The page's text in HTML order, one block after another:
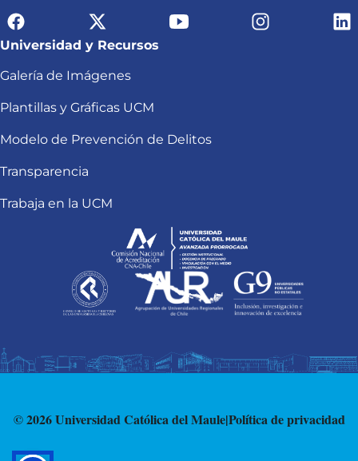
Universidad y Recursos
Galería de Imágenes
Plantillas y Gráficas UCM
Modelo de Prevención de Delitos
Transparencia
Trabaja en la UCM
© 2026 Universidad Católica del Maule|Política de privacidad